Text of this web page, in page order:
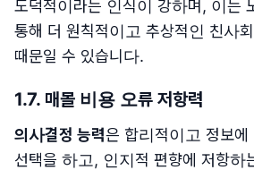
도덕적이라는 인식이 강하며, 이는
통해 더 원칙적이고 추상적인 친사
때문일 수 있습니다.
1.7. 매몰 비용 오류 저항력
의사결정 능력은 합리적이고 정보에
선택을 하고, 인지적 편향에 저항하